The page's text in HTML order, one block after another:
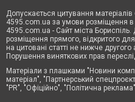
Допускається цитування
4595.com.ua за умови розміщення в
4595.com.ua - Сайт міста
розміщення прямого, відкритого
на цитовані статті не нижче
Порушення виняткових прав
Матеріали з плашками "Новини
матеріал", "Партнерський
"PR", "Офіційно", "Політична